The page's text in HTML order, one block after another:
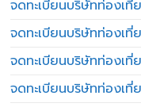
จดทะเบียนบริษัทท่องเที่
จดทะเบียนบริษัทท่องเ
จดทะเบียนบริษัทท่องเ
จดทะเบียนบริษัทท่องเ